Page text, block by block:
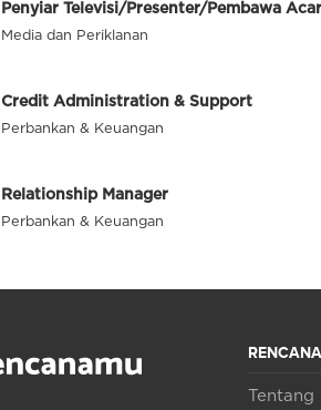
Penyiar Televisi/Presenter/Pembawa
Media dan Periklanan
Credit Administration & Support
Perbankan & Keuangan
Relationship Manager
Perbankan & Keuangan